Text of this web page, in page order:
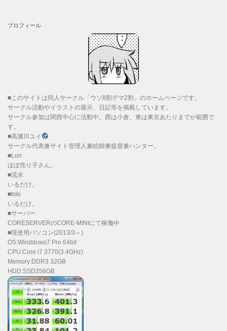
プロフィール
■このサイトは同人サークル「ウソ8割デマ2割」のホームページです。
サークル活動やイラストの展示、日記等を掲載しています。
サークル参加は関西中心に活動中。西は小倉、東は東京あたりまでが範囲で
す。
■高瀬川ユイ
サークル代表兼サイト管理人兼絵師兼提督兼ハンター。
■Lon
ほぼ売り子さん。
■流水
いるだけ。
■toki
いるだけ。
■サーバー
CORESERVERのCORE-MINIにて稼働中
■現使用パソコン(2013/3～)
OS:Winddows7 Pro 64bit
CPU:Core i7 3770(3.4GHz)
Memory:DDR3 32GB
HDD:SSD256GB